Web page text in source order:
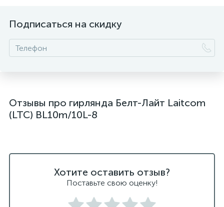
Подписаться на скидку
Отзывы про гирлянда Белт-Лайт Laitcom
(LTC) BL10m/10L-8
Хотите оставить отзыв?
Поставьте свою оценку!